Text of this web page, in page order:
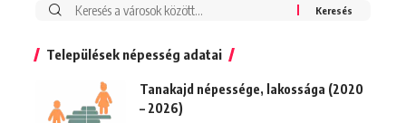
Keresés:
Települések népesség adatai
Tanakajd népessége, lakossága (2020
– 2026)